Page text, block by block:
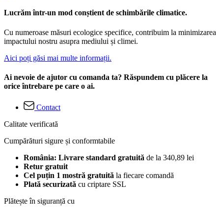
Lucrăm într-un mod conștient de schimbările climatice.
Cu numeroase măsuri ecologice specifice, contribuim la minimizarea
impactului nostru asupra mediului și climei.
Aici poți găsi mai multe informații.
Ai nevoie de ajutor cu comanda ta? Răspundem cu plăcere la
orice întrebare pe care o ai.
Contact
Calitate verificată
Cumpărături sigure și conformtabile
România: Livrare standard gratuită de la 340,89 lei
Retur gratuit
Cel puțin 1 mostră gratuită la fiecare comandă
Plată securizată cu criptare SSL
Plătește în siguranță cu